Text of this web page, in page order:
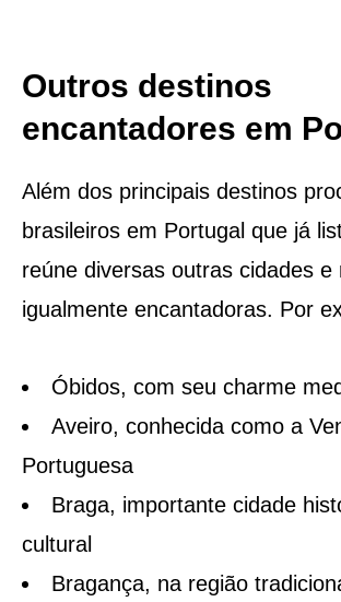
Outros destinos
encantadores em
Além dos principais destinos
brasileiros em Portugal que já
reúne diversas outras cidades e
igualmente encantadoras. Por
Óbidos, com seu charme
Aveiro, conhecida como a
Portuguesa
Braga, importante cidade
cultural
Bragança, na região